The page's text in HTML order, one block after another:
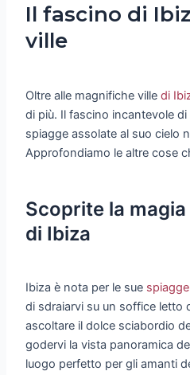
Il fascino di
ville
Oltre alle magnifiche villedi
di più. Il fascino incantevole
spiagge assolate al suo cielo
Approfondiamo le altre cose
Scoprite la
di Ibiza
Ibiza è nota per le sue spiagge
di sdraiarvi su un soffice letto
ascoltare il dolce sciabordio
godervi la vista panoramica
luogo perfetto per gli amanti